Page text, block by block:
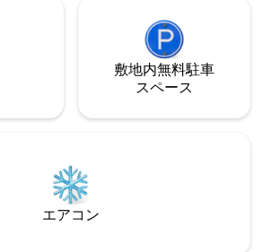
敷地内無料駐⁠車
ス⁠ペ⁠ー⁠ス
エアコン